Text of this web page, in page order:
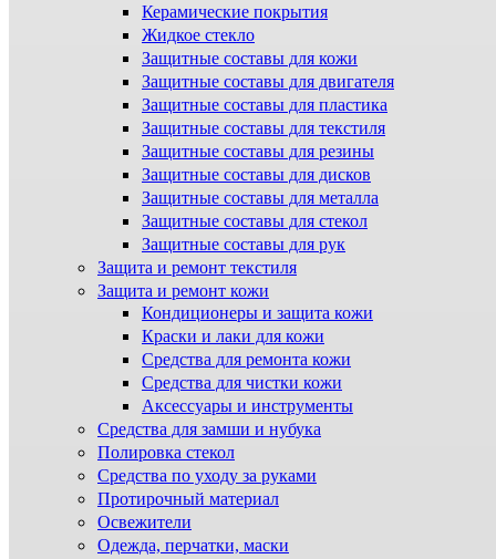
Керамические покрытия
Жидкое стекло
Защитные составы для кожи
Защитные составы для двигателя
Защитные составы для пластика
Защитные составы для текстиля
Защитные составы для резины
Защитные составы для дисков
Защитные составы для металла
Защитные составы для стекол
Защитные составы для рук
Защита и ремонт текстиля
Защита и ремонт кожи
Кондиционеры и защита кожи
Краски и лаки для кожи
Средства для ремонта кожи
Средства для чистки кожи
Аксессуары и инструменты
Средства для замши и нубука
Полировка стекол
Средства по уходу за руками
Протирочный материал
Освежители
Одежда, перчатки, маски